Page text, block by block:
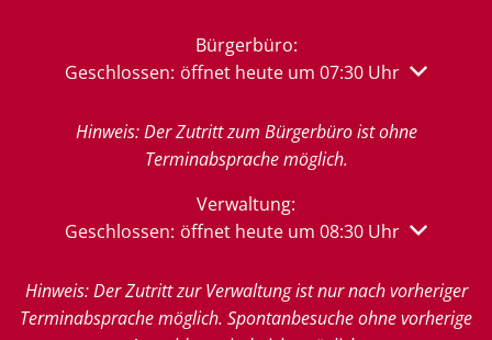
Bürgerbüro:
Klicken, um weitere Öffnungs- oder Schließzeiten
Geschlossen: öffnet heute um 07:30 Uhr
Hinweis: Der Zutritt zum Bürgerbüro ist ohne
Terminabsprache möglich.
Verwaltung:
Klicken, um weitere Öffnungs- oder Schließzeiten
Geschlossen: öffnet heute um 08:30 Uhr
Hinweis: Der Zutritt zur Verwaltung ist nur nach vorheriger
Terminabsprache möglich. Spontanbesuche ohne vorherige